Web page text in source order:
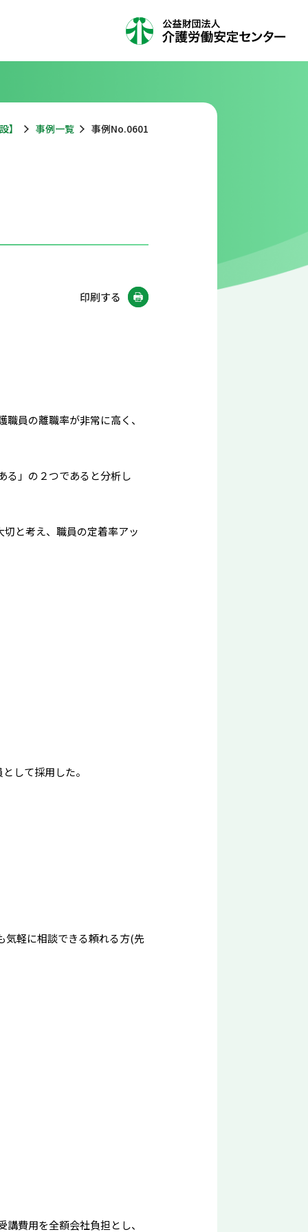
】 事例一覧 事例No.0601
印刷する
員の離職率が非常に高く、
る」の２つであると分析し
と考え、職員の定着率アッ
して採用した。
気軽に相談できる頼れる方(先
費用を全額会社負担とし、